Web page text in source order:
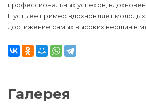
профессиональных успехов,
Пусть её пример вдохновляет
достижение самых высоких вершин в
Галерея